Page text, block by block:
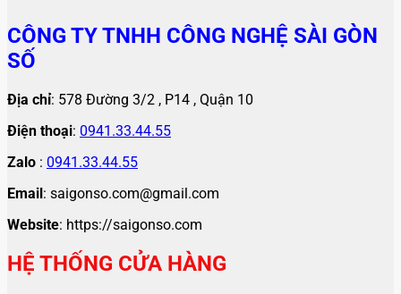
CÔNG TY TNHH CÔNG NGHỆ SÀI GÒN
SỐ
Địa chỉ: 578 Đường 3/2 , P14 , Quận 10
Điện thoại: 0941.33.44.55
Zalo : 0941.33.44.55
Email: saigonso.com@gmail.com
Website: https://saigonso.com
HỆ THỐNG CỬA HÀNG